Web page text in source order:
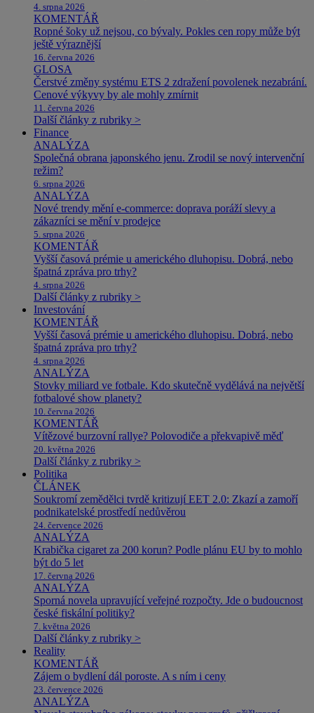
4. srpna 2026
KOMENTÁŘ
Ropné šoky už nejsou, co bývaly. Pokles cen ropy může být
ještě výraznější
16. června 2026
GLOSA
Čerstvé změny systému ETS 2 zdražení povolenek nezabrání.
Cenové výkyvy by ale mohly zmírnit
11. června 2026
Další články z rubriky >
Finance
ANALÝZA
Společná obrana japonského jenu. Zrodil se nový intervenční
režim?
6. srpna 2026
ANALÝZA
Nové trendy mění e-commerce: doprava poráží slevy a
zákazníci se mění v prodejce
5. srpna 2026
KOMENTÁŘ
Vyšší časová prémie u amerického dluhopisu. Dobrá, nebo
špatná zpráva pro trhy?
4. srpna 2026
Další články z rubriky >
Investování
KOMENTÁŘ
Vyšší časová prémie u amerického dluhopisu. Dobrá, nebo
špatná zpráva pro trhy?
4. srpna 2026
ANALÝZA
Stovky miliard ve fotbale. Kdo skutečně vydělává na největší
fotbalové show planety?
10. června 2026
KOMENTÁŘ
Vítězové burzovní rallye? Polovodiče a překvapivě měď
20. května 2026
Další články z rubriky >
Politika
ČLÁNEK
Soukromí zemědělci tvrdě kritizují EET 2.0: Zkazí a zamoří
podnikatelské prostředí nedůvěrou
24. července 2026
ANALÝZA
Krabička cigaret za 200 korun? Podle plánu EU by to mohlo
být do 5 let
17. června 2026
ANALÝZA
Sporná novela upravující veřejné rozpočty. Jde o budoucnost
české fiskální politiky?
7. května 2026
Další články z rubriky >
Reality
KOMENTÁŘ
Zájem o bydlení dál poroste. A s ním i ceny
23. července 2026
ANALÝZA